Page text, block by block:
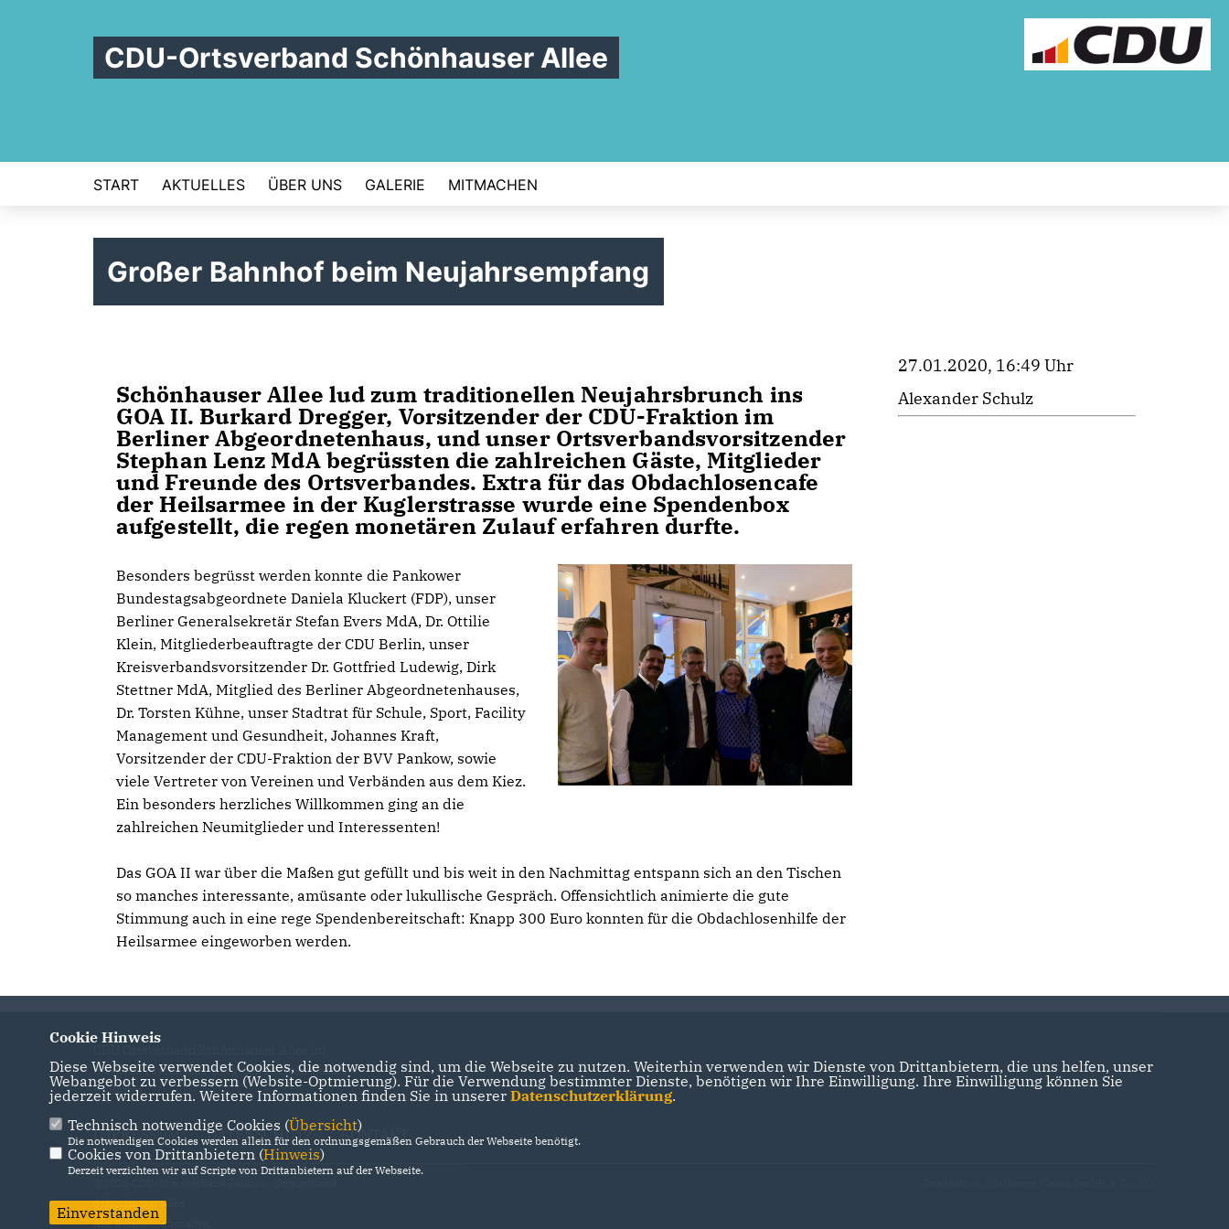
CDU-Ortsverband Schönhauser Allee
START AKTUELLES ÜBER UNS GALERIE MITMACHEN
Großer Bahnhof beim Neujahrsempfang
Schönhauser Allee lud zum traditionellen Neujahrsbrunch ins
GOA II. Burkard Dregger, Vorsitzender der CDU-Fraktion im
Berliner Abgeordnetenhaus, und unser Ortsverbandsvorsitzender
Stephan Lenz MdA begrüssten die zahlreichen Gäste, Mitglieder
und Freunde des Ortsverbandes. Extra für das Obdachlosencafe
der Heilsarmee in der Kuglerstrasse wurde eine Spendenbox
aufgestellt, die regen monetären Zulauf erfahren durfte.
Besonders begrüsst werden konnte die Pankower
Bundestagsabgeordnete Daniela Kluckert (FDP), unser
Berliner Generalsekretär Stefan Evers MdA, Dr. Ottilie
Klein, Mitgliederbeauftragte der CDU Berlin, unser
Kreisverbandsvorsitzender Dr. Gottfried Ludewig, Dirk
Stettner MdA, Mitglied des Berliner Abgeordnetenhauses,
Dr. Torsten Kühne, unser Stadtrat für Schule, Sport, Facility
Management und Gesundheit, Johannes Kraft,
Vorsitzender der CDU-Fraktion der BVV Pankow, sowie
viele Vertreter von Vereinen und Verbänden aus dem Kiez.
Ein besonders herzliches Willkommen ging an die
zahlreichen Neumitglieder und Interessenten!
Das GOA II war über die Maßen gut gefüllt und bis weit in den Nachmittag entspann sich an den Tischen
so manches interessante, amüsante oder lukullische Gespräch. Offensichtlich animierte die gute
Stimmung auch in eine rege Spendenbereitschaft: Knapp 300 Euro konnten für die Obdachlosenhilfe der
Heilsarmee eingeworben werden.
27.01.2020, 16:49 Uhr
Alexander Schulz
Stadtteil Prenzlauer Berg des Bezirks Pankow
in Berlin
IMPRESSUM DATENSCHUTZ KONTAKT
Schönhauser Allee
Alle Rechte vorbehalten.
Cookie Hinweis
Diese Webseite verwendet Cookies, die notwendig sind, um die Webseite zu nutzen. Weiterhin verwenden wir Dienste von Drittanbietern, die uns helfen, unser
Webangebot zu verbessern (Website-Optmierung). Für die Verwendung bestimmter Dienste, benötigen wir Ihre Einwilligung. Ihre Einwilligung können Sie
jederzeit widerrufen. Weitere Informationen finden Sie in unserer Datenschutzerklärung.
Technisch notwendige Cookies (Übersicht)
Die notwendigen Cookies werden allein für den ordnungsgemäßen Gebrauch der Webseite benötigt.
Cookies von Drittanbietern (Hinweis)
Derzeit verzichten wir auf Scripte von Drittanbietern auf der Webseite.
Einverstanden